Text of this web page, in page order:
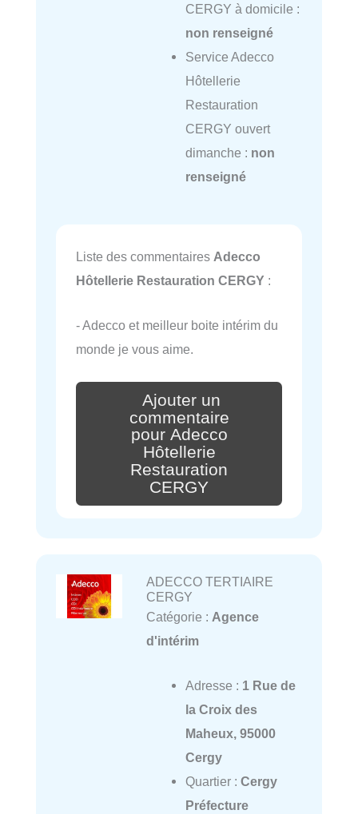
CERGY à domicile :
non renseigné
Service Adecco
Hôtellerie
Restauration
CERGY ouvert
dimanche : non
renseigné
Liste des commentaires Adecco
Hôtellerie Restauration CERGY :
- Adecco et meilleur boite intérim du
monde je vous aime.
Ajouter un
commentaire
pour Adecco
Hôtellerie
Restauration
CERGY
ADECCO TERTIAIRE
CERGY
Catégorie : Agence
d'intérim
Adresse : 1 Rue de
la Croix des
Maheux, 95000
Cergy
Quartier : Cergy
Préfecture